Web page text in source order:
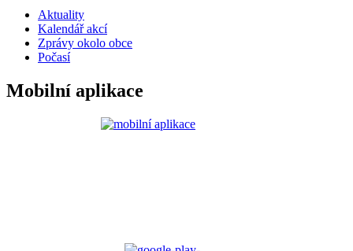
Aktuality
Kalendář akcí
Zprávy okolo obce
Počasí
Mobilní aplikace